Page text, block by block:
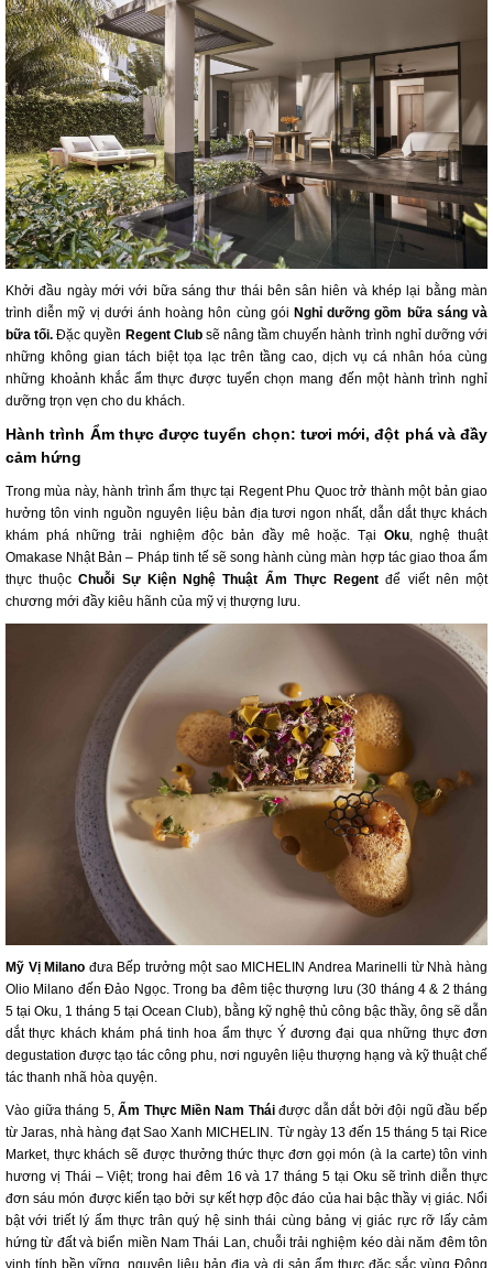
Khởi đầu ngày mới với bữa sáng thư thái bên sân hiên và khép lại bằng màn
trình diễn mỹ vị dưới ánh hoàng hôn cùng gói Nghỉ dưỡng gồm bữa sáng và
bữa tối. Đặc quyền Regent Clubsẽ nâng tầm chuyến hành trình nghỉ dưỡng với
những không gian tách biệt tọa lạc trên tầng cao, dịch vụ cá nhân hóa cùng
những khoảnh khắc ẩm thực được tuyển chọn mang đến một hành trình nghỉ
dưỡng trọn vẹn cho du khách.
Hành trình Ẩm thực được tuyển chọn: tươi mới, đột phá và đầy
cảm hứng
Trong mùa này, hành trình ẩm thực tại Regent Phu Quoc trở thành một bản giao
hưởng tôn vinh nguồn nguyên liệu bản địa tươi ngon nhất, dẫn dắt thực khách
khám phá những trải nghiệm độc bản đầy mê hoặc. Tại Oku, nghệ thuật
Omakase Nhật Bản – Pháp tinh tế sẽ song hành cùng màn hợp tác giao thoa ẩm
thực thuộcChuỗi Sự Kiện Nghệ Thuật Ẩm Thực Regent để viết nên một
chương mới đầy kiêu hãnh của mỹ vị thượng lưu.
Mỹ Vị Milano đưa Bếp trưởng một sao MICHELIN Andrea Marinelli từ Nhà hàng
Olio Milano đến Đảo Ngọc. Trong ba đêm tiệc thượng lưu (30 tháng 4 & 2 tháng
5 tại Oku, 1 tháng 5 tại Ocean Club), bằng kỹ nghệ thủ công bậc thầy, ông sẽ dẫn
dắt thực khách khám phá tinh hoa ẩm thực Ý đương đại qua những thực đơn
degustation được tạo tác công phu, nơi nguyên liệu thượng hạng và kỹ thuật chế
tác thanh nhã hòa quyện.
Vào giữa tháng 5,Ẩm Thực Miền Nam Tháiđược dẫn dắt bởi đội ngũ đầu bếp
từ Jaras, nhà hàng đạt Sao Xanh MICHELIN. Từ ngày 13 đến 15 tháng 5 tại Rice
Market, thực khách sẽ được thưởng thức thực đơn gọi món (à la carte) tôn vinh
hương vị Thái – Việt; trong hai đêm 16 và 17 tháng 5 tại Oku sẽ trình diễn thực
đơn sáu món được kiến tạo bởi sự kết hợp độc đáo của hai bậc thầy vị giác. Nổi
bật với triết lý ẩm thực trân quý hệ sinh thái cùng bảng vị giác rực rỡ lấy cảm
hứng từ đất và biển miền Nam Thái Lan, chuỗi trải nghiệm kéo dài năm đêm tôn
vinh tính bền vững, nguyên liệu bản địa và di sản ẩm thực đặc sắc vùng Đông